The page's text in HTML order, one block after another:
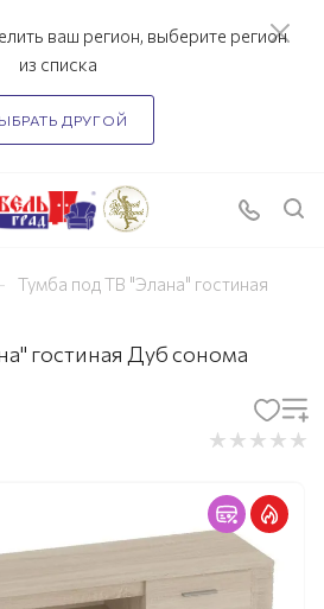
ваш регион, выберите регион
из списка
ДРУГОЙ
Тумба под ТВ "Элана" гостиная
гостиная Дуб сонома